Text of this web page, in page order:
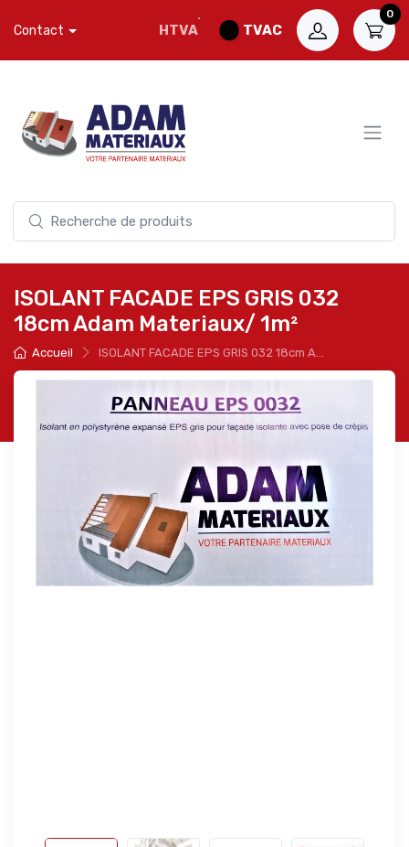
Contact HTVA TVAC
0
ISOLANT FACADE EPS GRIS 032
18cm Adam Materiaux/ 1m²
Accueil ISOLANT FACADE EPS GRIS 032 18cm A...